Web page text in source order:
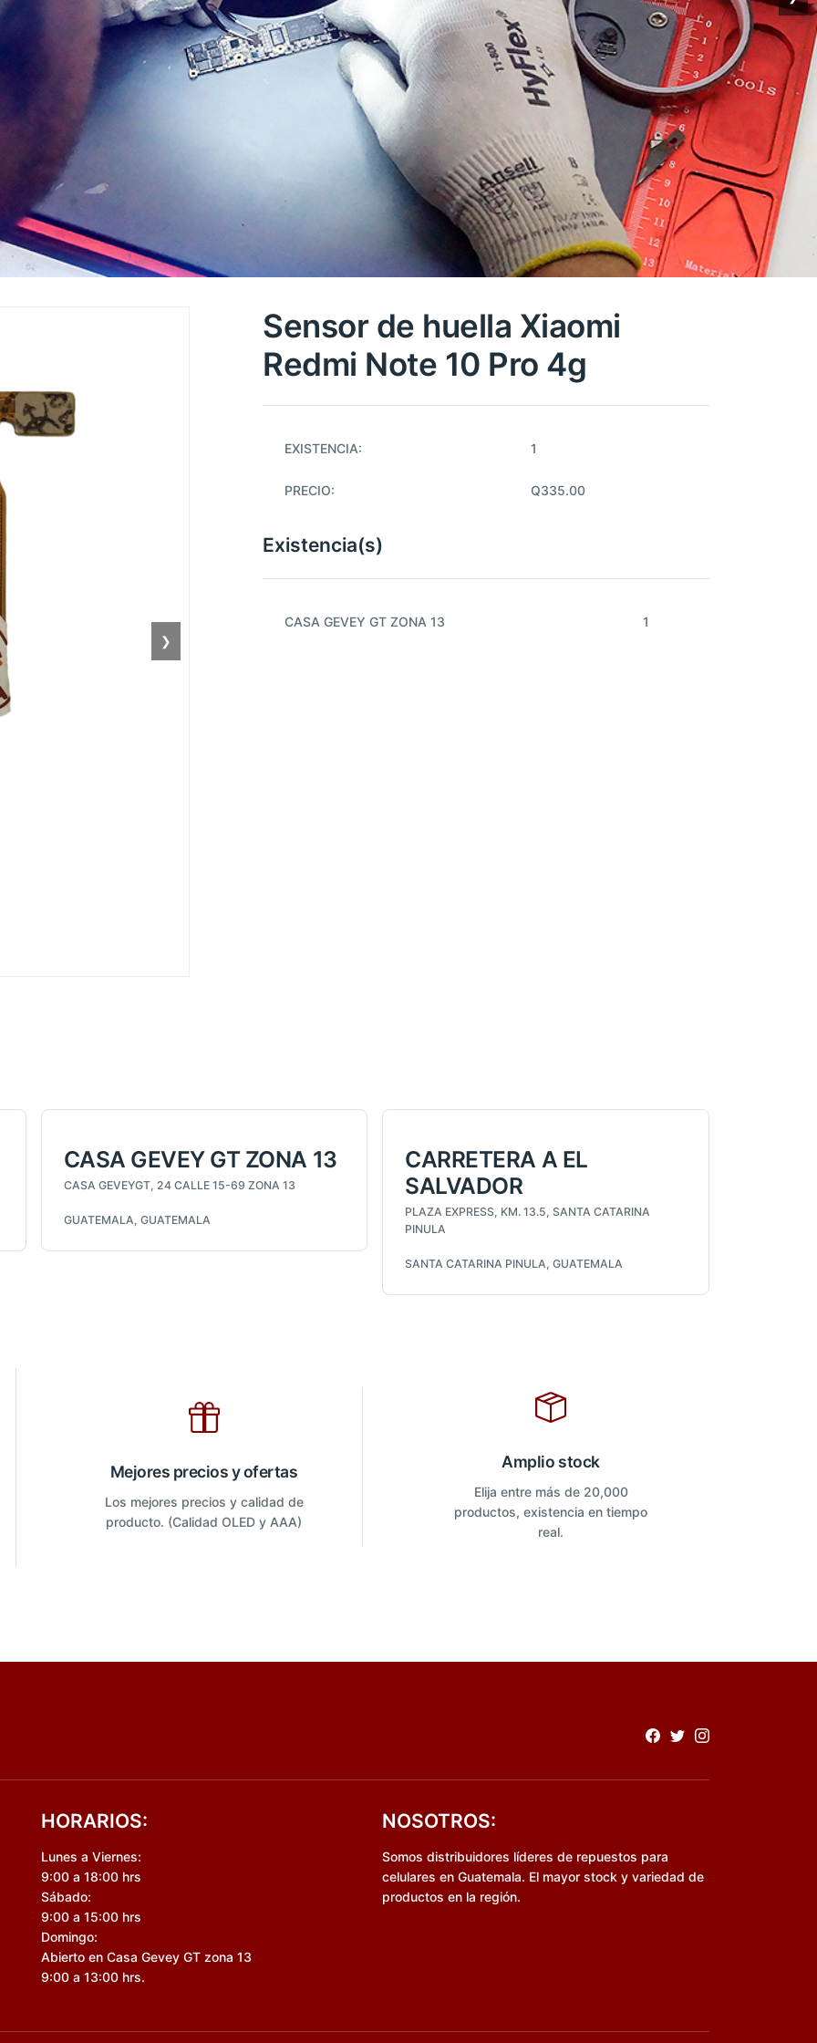
❯
Sensor de huella Xiaomi
Redmi Note 10 Pro 4g
EXISTENCIA: 1
PRECIO: Q335.00
Existencia(s)
CASA GEVEY GT ZONA 13 1
CASA GEVEY GT ZONA 13
CASA GEVEYGT, 24 CALLE 15-69 ZONA 13
GUATEMALA, GUATEMALA
CARRETERA A EL
SALVADOR
PLAZA EXPRESS, KM. 13.5, SANTA CATARINA
PINULA
SANTA CATARINA PINULA, GUATEMALA
Mejores precios y ofertas
Los mejores precios y calidad de
producto. (Calidad OLED y AAA)
Amplio stock
Elija entre más de 20,000
productos, existencia en tiempo
real.
HORARIOS:
Lunes a Viernes:
9:00 a 18:00 hrs
Sábado:
9:00 a 15:00 hrs
Domingo:
Abierto en Casa Gevey GT zona 13
9:00 a 13:00 hrs.
NOSOTROS:
Somos distribuidores líderes de repuestos para
celulares en Guatemala. El mayor stock y variedad de
productos en la región.